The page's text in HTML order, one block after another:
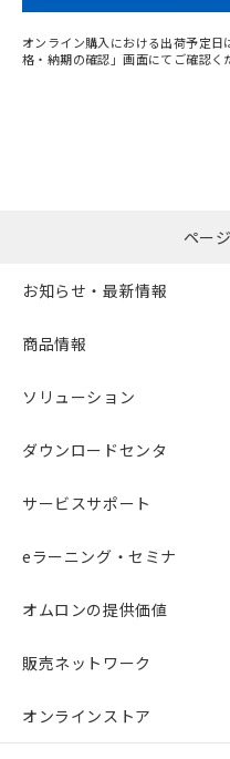
オンライン購入における出荷予定
格・納期の確認」画面にてご確認く
ペー
お知らせ・最新情報
商品情報
ソリューション
ダウンロードセンタ
サービスサポート
eラーニング・セミナ
オムロンの提供価値
販売ネットワーク
オンラインストア